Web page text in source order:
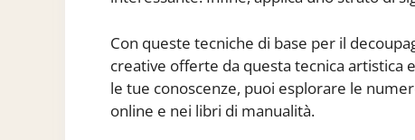
Con queste tecniche di base per il
creative offerte da questa tecnica
le tue conoscenze, puoi esplorare le
online e nei libri di manualità.